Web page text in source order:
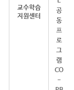
교수학습
지원센터